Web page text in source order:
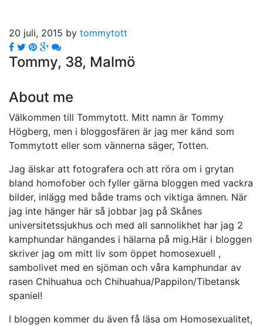
20 juli, 2015 by tommytott
Tommy, 38, Malmö
About me
Välkommen till Tommytott. Mitt namn är Tommy
Högberg, men i bloggosfären är jag mer känd som
Tommytott eller som vännerna säger, Totten.
Jag älskar att fotografera och att röra om i grytan
bland homofober och fyller gärna bloggen med vackra
bilder, inlägg med både trams och viktiga ämnen. När
jag inte hänger här så jobbar jag på Skånes
universitetssjukhus och med all sannolikhet har jag 2
kamphundar hängandes i hälarna på mig.Här i bloggen
skriver jag om mitt liv som öppet homosexuell ,
sambolivet med en sjöman och våra kamphundar av
rasen Chihuahua och Chihuahua/Pappilon/Tibetansk
spaniel!
I bloggen kommer du även få läsa om Homosexualitet,